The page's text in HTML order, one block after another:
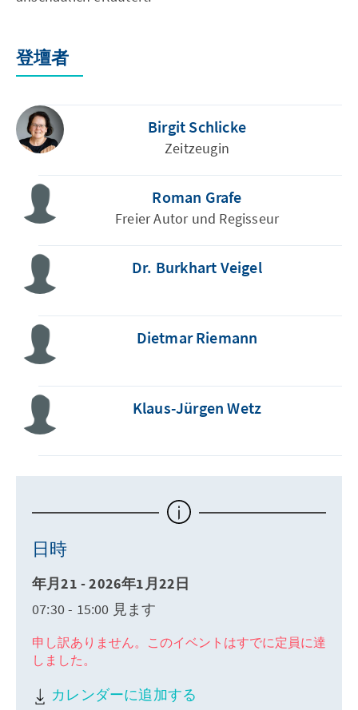
登壇者
Birgit Schlicke
Zeitzeugin
Roman Grafe
Freier Autor und Regisseur
Dr. Burkhart Veigel
Dietmar Riemann
Klaus-Jürgen Wetz
日時
年月21 - 2026年1月22日
07:30 - 15:00 見ます
申し訳ありません。このイベントはすでに定員に達
しました。
カレンダーに追加する